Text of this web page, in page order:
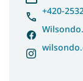
+420-